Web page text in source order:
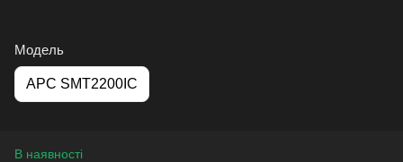
Модель
APC SMT2200IC
В наявності